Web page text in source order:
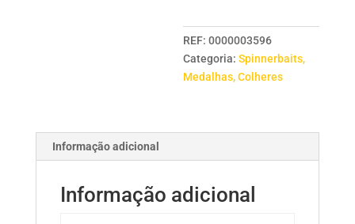
-
Tandem
Ghost
White
REF:0000003596
Categoria:Spinnerbaits,
Medalhas, Colheres
Informação adicional
Informação adicional